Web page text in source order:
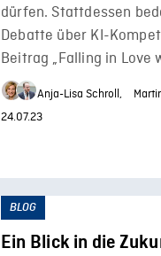
dürfen. Stattdessen
Debatte über KI-
Beitrag „Falling in Love
Anja-Lisa Schroll,
24.07.23
BLOG
Ein Blick in die